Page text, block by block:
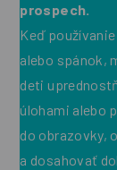
prospech.
Keď
alebo spánok,
deti
úlohami alebo
do obrazovky,
a dosahovať